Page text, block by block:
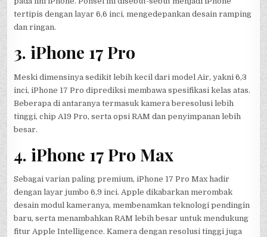
tertipis dengan layar 6,6 inci, mengedepankan desain ramping
dan ringan.
3. iPhone 17 Pro
Meski dimensinya sedikit lebih kecil dari model Air, yakni 6,3
inci, iPhone 17 Pro diprediksi membawa spesifikasi kelas atas.
Beberapa di antaranya termasuk kamera beresolusi lebih
tinggi, chip A19 Pro, serta opsi RAM dan penyimpanan lebih
besar.
4. iPhone 17 Pro Max
Sebagai varian paling premium, iPhone 17 Pro Max hadir
dengan layar jumbo 6,9 inci. Apple dikabarkan merombak
desain modul kameranya, membenamkan teknologi pendingin
baru, serta menambahkan RAM lebih besar untuk mendukung
fitur Apple Intelligence. Kamera dengan resolusi tinggi juga